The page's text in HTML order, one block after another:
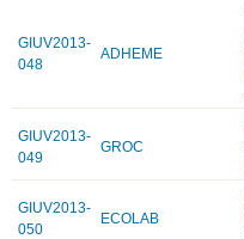
GIUV2013-
048
ADHEME
GIUV2013-
049
GROC
GIUV2013-
050
ECOLAB